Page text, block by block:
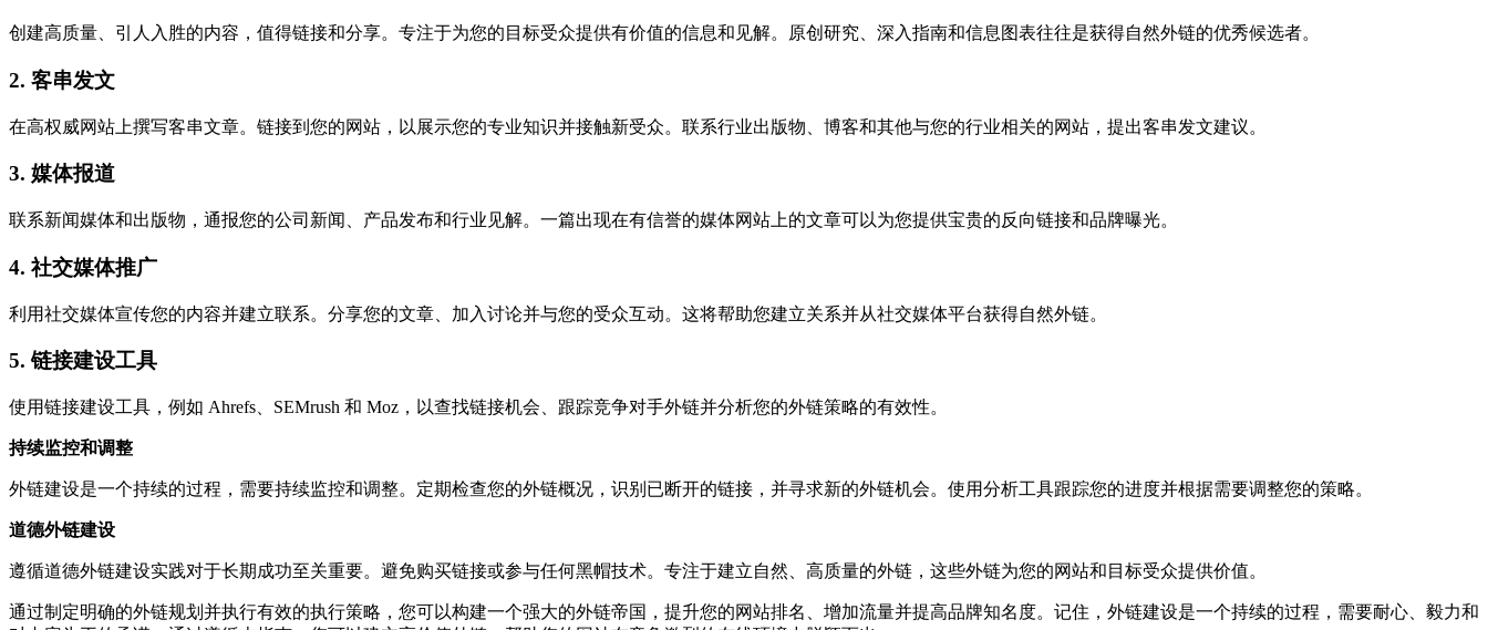
创建高质量、引人入胜的内容，值得链接和分享。专注于为您的目标受众提供有价值的信息和见解。原创研究、深入指南和信息图表往往是获得自然外链的优秀候选者。
2. 客串发文
在高权威网站上撰写客串文章。链接到您的网站，以展示您的专业知识并接触新受众。联系行业出版物、博客和其他与您的行业相关的网站，提出客串发文建议。
3. 媒体报道
联系新闻媒体和出版物，通报您的公司新闻、产品发布和行业见解。一篇出现在有信誉的媒体网站上的文章可以为您提供宝贵的反向链接和品牌曝光。
4. 社交媒体推广
利用社交媒体宣传您的内容并建立联系。分享您的文章、加入讨论并与您的受众互动。这将帮助您建立关系并从社交媒体平台获得自然外链。
5. 链接建设工具
使用链接建设工具，例如 Ahrefs、SEMrush 和 Moz，以查找链接机会、跟踪竞争对手外链并分析您的外链策略的有效性。
持续监控和调整
外链建设是一个持续的过程，需要持续监控和调整。定期检查您的外链概况，识别已断开的链接，并寻求新的外链机会。使用分析工具跟踪您的进度并根据需要调整您的策略。
道德外链建设
遵循道德外链建设实践对于长期成功至关重要。避免购买链接或参与任何黑帽技术。专注于建立自然、高质量的外链，这些外链为您的网站和目标受众提供价值。
通过制定明确的外链规划并执行有效的执行策略，您可以构建一个强大的外链帝国，提升您的网站排名、增加流量并提高品牌知名度。记住，外链建设是一个持续的过程，需要耐心、毅力和